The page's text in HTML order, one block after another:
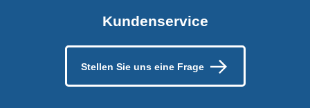
Kundenservice
Stellen Sie uns eine Frage